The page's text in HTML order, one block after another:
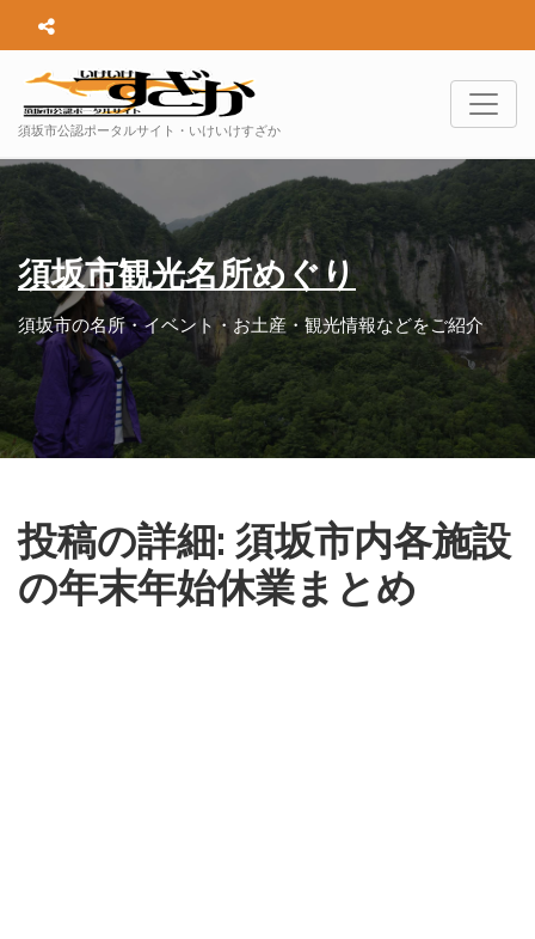
須坂市公認ポータルサイト・いけいけすざか
須坂市観光名所めぐり
須坂市の名所・イベント・お土産・観光情報などをご紹介
投稿の詳細: 須坂市内各施設
の年末年始休業まとめ